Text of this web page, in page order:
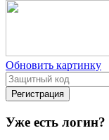
Обновить картинку
Уже есть логин?